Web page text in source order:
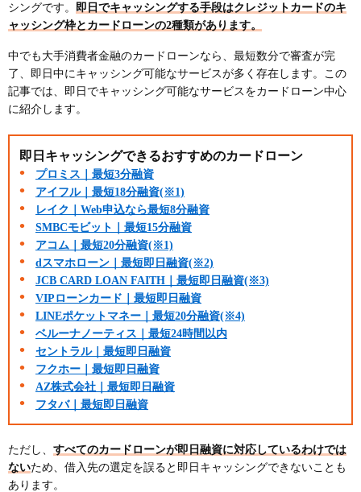
シングです。
即日でキャッシングする手段はクレジットカードのキ
ャッシング枠とカードローンの2種類があります。
中でも大手消費者金融のカードローンなら、最短数分で審査が完
了、即日中にキャッシング可能なサービスが多く存在します。この
記事では、即日でキャッシング可能なサービスをカードローン中心
に紹介します。
即日キャッシングできるおすすめのカードローン
プロミス｜最短3分融資
アイフル｜最短18分融資(※1)
レイク｜Web申込なら最短8分融資
SMBCモビット｜最短15分融資
アコム｜最短20分融資(※1)
dスマホローン｜最短即日融資(※2)
JCB CARD LOAN FAITH｜最短即日融資(※3)
VIPローンカード｜最短即日融資
LINEポケットマネー｜最短20分融資(※4)
ベルーナノーティス｜最短24時間以内
セントラル｜最短即日融資
フクホー｜最短即日融資
AZ株式会社｜最短即日融資
フタバ｜最短即日融資
ただし、 すべてのカードローンが即日融資に対応しているわけでは
ないため、借入先の選定を誤ると即日キャッシングできないことも
あります。